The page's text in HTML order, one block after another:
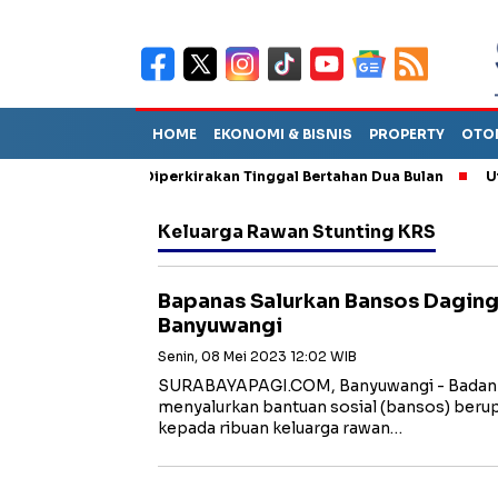
HOME EKONOMI & BISNIS PROPERTY
Sebut TPA Diperkirakan Tinggal Bertahan Dua Bulan Utang
Keluarga Rawan Stunting KRS
Bapanas Salurkan Bansos
Banyuwangi
Senin, 08 Mei 2023 12:02 WIB
SURABAYAPAGI.COM, Banyuwangi -
menyalurkan bantuan sosial (bansos)
kepada ribuan keluarga rawan…